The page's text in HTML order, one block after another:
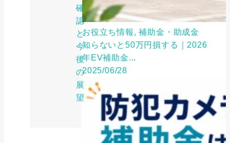
確
認
と
今
後
の
展
望
お役立ち情報, 補助金・助成金
知らないと50万円損する｜2026
年EV補助金...
2025/06/28